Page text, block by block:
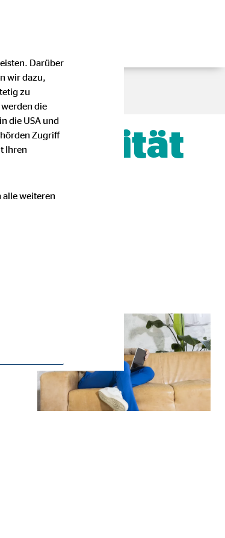
Darüber
wir dazu,
zu
die
die USA und
Zugriff
Ihren
alle weiteren
kann die